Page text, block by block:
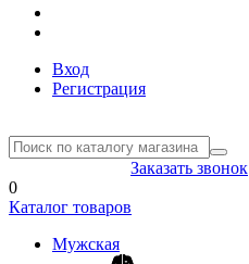
Вход
Регистрация
Заказать звонок
0
Каталог товаров
Мужская